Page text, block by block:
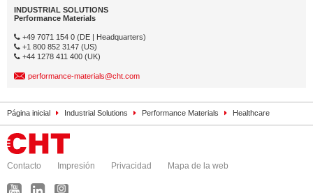
INDUSTRIAL SOLUTIONS
Performance Materials
+49 7071 154 0 (DE | Headquarters)
+1 800 852 3147 (US)
+44 1278 411 400 (UK)
performance-materials@cht.com
Página inicial Industrial Solutions Performance Materials Healthcare
Contacto Impresión Privacidad Mapa de la web